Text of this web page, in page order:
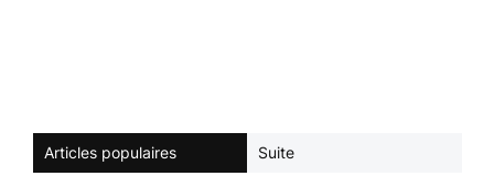
Articles populaires
Suite